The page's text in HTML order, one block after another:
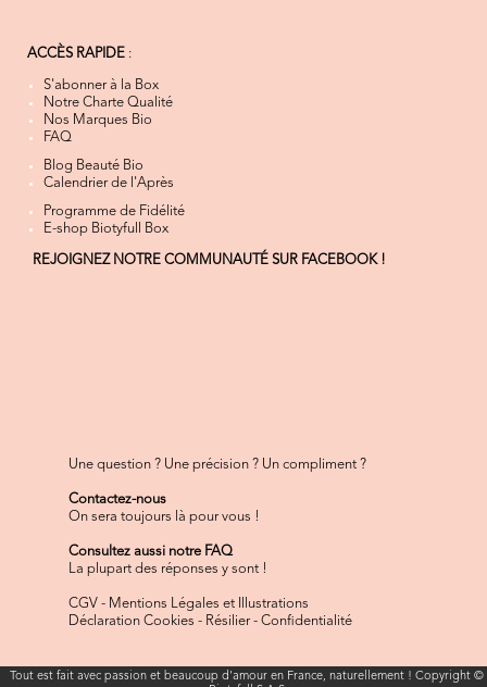
ACCÈS RAPIDE :
S'abonner à la Box
Notre Charte Qualité
Nos Marques Bio
FAQ
Blog Beauté Bio
Calendrier de l'Après
Programme de Fidélité
E-shop Biotyfull Box
REJOIGNEZ NOTRE COMMUNAUTÉ SUR FACEBOOK !
Une question ? Une précision ? Un compliment ?
Contactez-nous
On sera toujours là pour vous !
Consultez aussi notre FAQ
La plupart des réponses y sont !
CGV - Mentions Légales et Illustrations
Déclaration Cookies - Résilier- Confidentialité
Tout est fait avec passion et beaucoup d'amour en France, naturellement ! Copyright ©